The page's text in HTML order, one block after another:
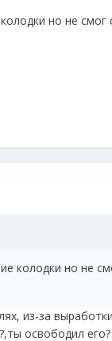
но не
колодки но не
из-за
освободил